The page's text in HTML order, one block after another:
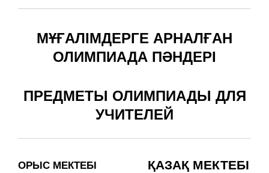
МҰҒАЛІМДЕРГЕ АРНАЛҒАН
ОЛИМПИАДА ПӘНДЕРІ
ПРЕДМЕТЫ ОЛИМПИАДЫ ДЛЯ
УЧИТЕЛЕЙ
ОРЫС МЕКТЕБІ ҚАЗАҚ МЕКТЕБІ